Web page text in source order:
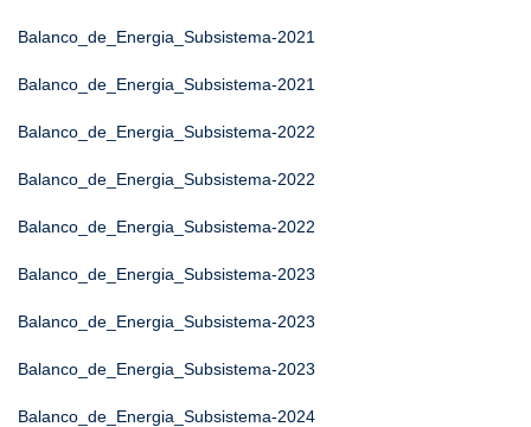
Balanco_de_Energia_Subsistema-2021
Balanco_de_Energia_Subsistema-2021
Balanco_de_Energia_Subsistema-2022
Balanco_de_Energia_Subsistema-2022
Balanco_de_Energia_Subsistema-2022
Balanco_de_Energia_Subsistema-2023
Balanco_de_Energia_Subsistema-2023
Balanco_de_Energia_Subsistema-2023
Balanco_de_Energia_Subsistema-2024